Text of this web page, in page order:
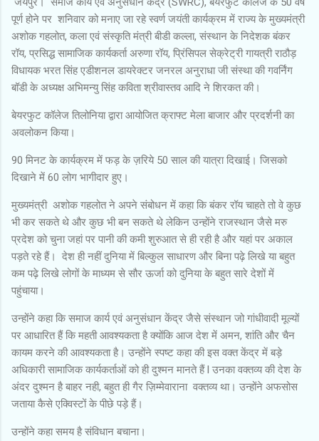
पूर्ण होने पर शनिवार को मनाए जा रहे स्वर्ण जयंती कार्यक्रम में राज्य के मुख्यमंत्री
अशोक गहलोत, कला एवं संस्कृति मंत्री बीडी कल्ला, संस्थान के निदेशक बंकर
रॉय, प्रसिद्ध सामाजिक कार्यकर्ता अरुणा रॉय, प्रिंसिपल सेक्रेट्री गायत्री राठौड़
विधायक भरत सिंह एडीशनल डायरेक्टर जनरल अनुराधा जी संस्था की गवर्निंग
बॉडी के अध्यक्ष अभिमन्यु सिंह कविता श्रीवास्तव आदि ने शिरकत की।
बेयरफुट कॉलेज तिलोनिया द्वारा आयोजित क्राफ्ट मेला बाजार और प्रदर्शनी का
अवलोकन किया।
90 मिनट के कार्यक्रम में फड़ के ज़रिये 50 साल की यात्रा दिखाई। जिसको
दिखाने में 60 लोग भागीदार हुए।
मुख्यमंत्री अशोक गहलोत ने अपने संबोधन में कहा कि बंकर रॉय चाहते तो वे कुछ
भी कर सकते थे और कुछ भी बन सकते थे लेकिन उन्होंने राजस्थान जैसे मरु
प्रदेश को चुना जहां पर पानी की कमी शुरुआत से ही रही है और यहां पर अकाल
पड़ते रहे हैं। देश ही नहीं दुनिया में बिल्कुल साधारण और बिना पढ़े लिखे या बहुत
कम पढ़े लिखे लोगों के माध्यम से सौर ऊर्जा को दुनिया के बहुत सारे देशों में
पहुंचाया।
उन्होंने कहा कि समाज कार्य एवं अनुसंधान केंद्र जैसे संस्थान जो गांधीवादी मूल्यों
पर आधारित हैं कि महती आवश्यकता है क्योंकि आज देश में अमन, शांति और चैन
कायम करने की आवश्यकता है। उन्होंने स्पष्ट कहा की इस वक्त केंद्र में बड़े
अधिकारी सामाजिक कार्यकर्ताओं को ही दुश्मन मानते हैं l उनका वक्तव्य की देश के
अंदर दुश्मन है बाहर नही, बहुत ही गैर ज़िम्मेवाराना वक्तव्य था। उन्होंने अफसोस
जताया कैसे एक्विस्टों के पीछे पड़े हैं।
उन्होंने कहा समय है संविधान बचाना।